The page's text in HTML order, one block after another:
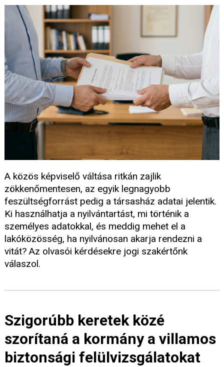
A közös képviselő váltása ritkán zajlik
zökkenőmentesen, az egyik legnagyobb
feszültségforrást pedig a társasház adatai jelentik.
Ki használhatja a nyilvántartást, mi történik a
személyes adatokkal, és meddig mehet el a
lakóközösség, ha nyilvánosan akarja rendezni a
vitát? Az olvasói kérdésekre jogi szakértőnk
válaszol.
Szigorúbb keretek közé
szorítaná a kormány a villamos
biztonsági felülvizsgálatokat